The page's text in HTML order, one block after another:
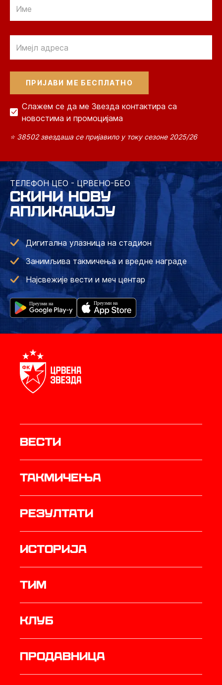
Слажем се да ме Звезда контактира са
новостима и промоцијама
⭐ 38502 звездаша се пријавило у току сезоне 2025/26
ТЕЛЕФОН ЦЕО - ЦРВЕНО-БЕО
СКИНИ НОВУ
АПЛИКАЦИЈУ
Дигитална улазница на стадион
Занимљива такмичења и вредне награде
Најсвежије вести и меч центар
Вести
Такмичења
резултати
историја
ТИМ
Клуб
продавница